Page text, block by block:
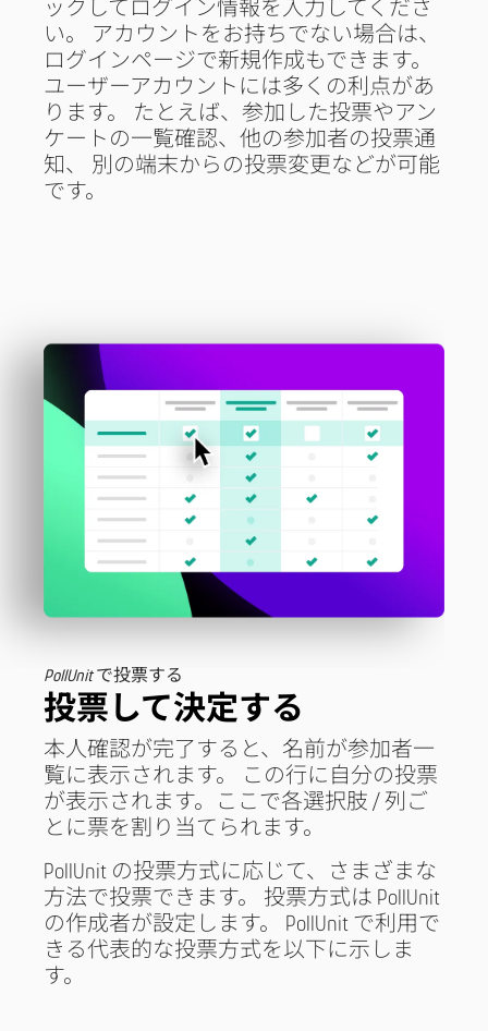
ックしてログイン情報を入力してくださ
い。 アカウントをお持ちでない場合は、
ログインページで新規作成もできます。
ユーザーアカウントには多くの利点があ
ります。 たとえば、参加した投票やアン
ケートの一覧確認、他の参加者の投票通
知、 別の端末からの投票変更などが可能
です。
PollUnit で投票する
投票して決定する
本人確認が完了すると、名前が参加者一
覧に表示されます。 この行に自分の投票
が表示されます。ここで各選択肢 / 列ご
とに票を割り当てられます。
PollUnit の投票方式に応じて、さまざまな
方法で投票できます。 投票方式は PollUnit
の作成者が設定します。 PollUnit で利用で
きる代表的な投票方式を以下に示しま
す。